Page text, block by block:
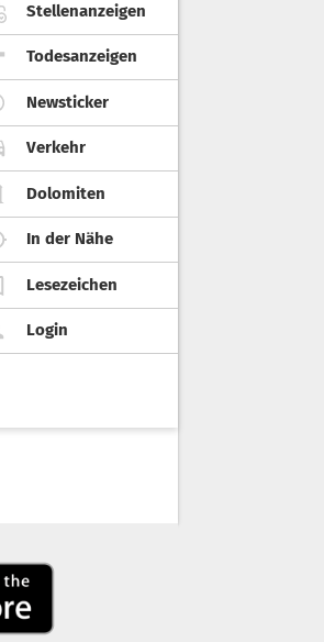
Stellenanzeigen
Todesanzeigen
Newsticker
Verkehr
Dolomiten
In der Nähe
Lesezeichen
Login